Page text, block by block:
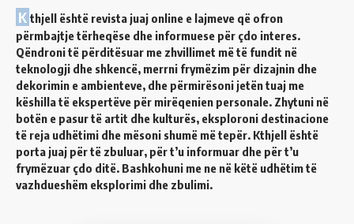
K thjell është revista juaj online e lajmeve që ofron
përmbajtje tërheqëse dhe informuese për çdo interes.
Qëndroni të përditësuar me zhvillimet më të fundit në
teknologji dhe shkencë, merrni frymëzim për dizajnin dhe
dekorimin e ambienteve, dhe përmirësoni jetën tuaj me
këshilla të ekspertëve për mirëqenien personale. Zhytuni në
botën e pasur të artit dhe kulturës, eksploroni destinacione
të reja udhëtimi dhe mësoni shumë më tepër. Kthjell është
porta juaj për të zbuluar, për t’u informuar dhe për t’u
frymëzuar çdo ditë. Bashkohuni me ne në këtë udhëtim të
vazhdueshëm eksplorimi dhe zbulimi.